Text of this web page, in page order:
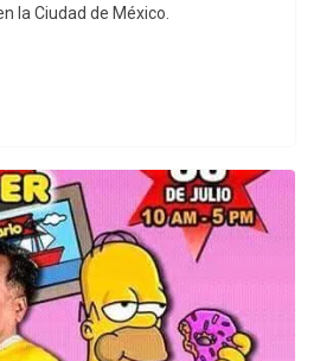
la Ciudad de México.